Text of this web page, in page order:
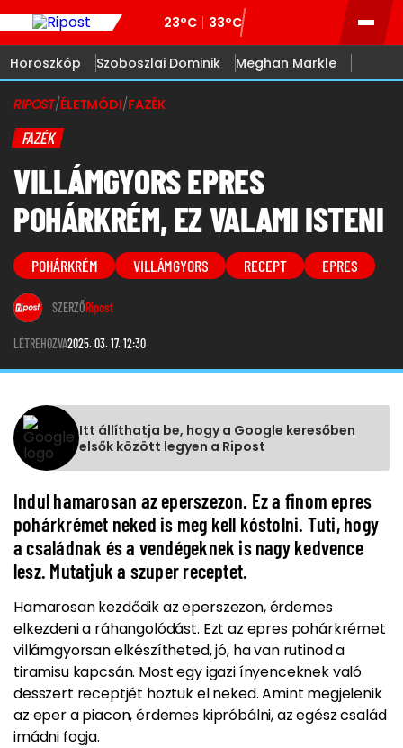
23°C 33°C
Horoszkóp Szoboszlai Dominik Meghan Markle
RIPOST/ÉLETMÓDI/FAZÉK
FAZÉK
VILLÁMGYORS EPRES
POHÁRKRÉM, EZ VALAMI ISTENI
POHÁRKRÉM VILLÁMGYORS RECEPT EPRES
SZERZŐRipost
LÉTREHOZVA2025. 03. 17. 12:30
Itt állíthatja be, hogy a Google keresőben
elsők között legyen a Ripost
Indul hamarosan az eperszezon. Ez a finom epres
pohárkrémet neked is meg kell kóstolni. Tuti, hogy
a családnak és a vendégeknek is nagy kedvence
lesz. Mutatjuk a szuper receptet.
Hamarosan kezdődik az eperszezon, érdemes
elkezdeni a ráhangolódást. Ezt az epres pohárkrémet
villámgyorsan elkészítheted, jó, ha van rutinod a
tiramisu kapcsán. Most egy igazi ínyenceknek való
desszert receptjét hoztuk el neked. Amint megjelenik
az eper a piacon, érdemes kipróbálni, az egész család
imádni fogja.